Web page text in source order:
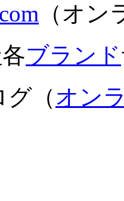
（オ
ブランド
グ（オン